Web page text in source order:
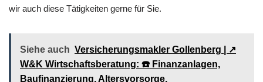
wir auch diese Tätigkeiten gerne für Sie.
Siehe auch Versicherungsmakler Gollenberg | ↗️
W&K Wirtschaftsberatung: ☎️ Finanzanlagen,
Baufinanzierung, Altersvorsorge,